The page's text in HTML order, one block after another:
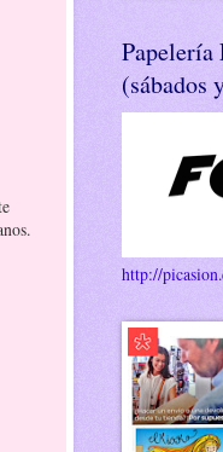
(sábados
http://